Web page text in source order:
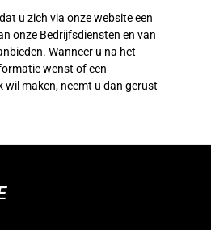
u zich via onze website een
onze Bedrijfsdiensten en van
Wanneer u na het
wenst of een
wil maken, neemt u dan gerust